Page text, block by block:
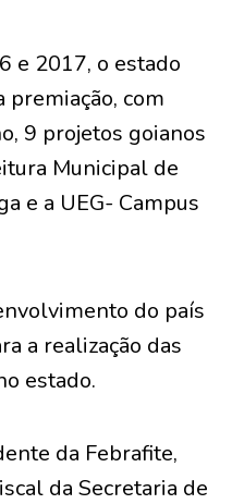
e 2017, o estado
com
9 projetos goianos
Municipal de
e a UEG- Campus
do país
a realização das
estado.
da Febrafite,
da Secretaria de